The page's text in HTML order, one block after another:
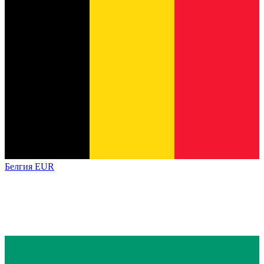
Белгия EUR